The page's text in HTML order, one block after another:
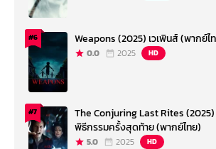
#6 Weapons (2025) เวเพินส์ (พากย์ไ
0.0 2025 HD
#7
The Conjuring Last Rites
พิธีกรรมครั้งสุดท้าย (พากย์ไทย)
5.0 2025 HD